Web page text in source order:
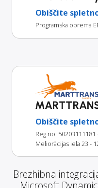
Obiščite
Programska oprema
Obiščite
Reg no: 50203111181
Meliorācijas iela 23 -
Brezhibna
Microsoft